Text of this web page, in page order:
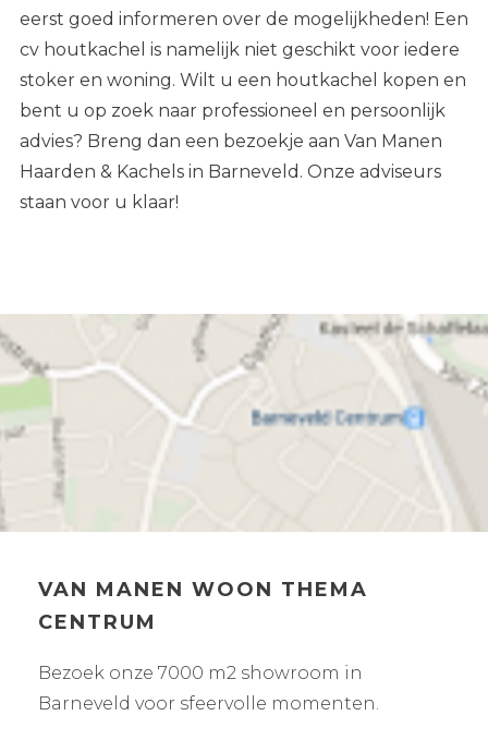
eerst goed informeren over de mogelijkheden! Een
cv houtkachel is namelijk niet geschikt voor iedere
stoker en woning. Wilt u een houtkachel kopen en
bent u op zoek naar professioneel en persoonlijk
advies? Breng dan een bezoekje aan Van Manen
Haarden & Kachels in Barneveld. Onze adviseurs
staan voor u klaar!
VAN MANEN WOON THEMA
CENTRUM
Bezoek onze 7000 m2 showroom in
Barneveld voor sfeervolle momenten.